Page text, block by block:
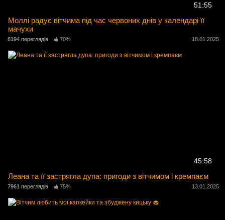
51:55
Моллі радує вітчима під час червоних днів у календарі її
мачухи
8194 переглядів 70% 18.01.2025
45:58
Леана та її застрягла дупа: пригоди з вітчимом і кремпаєм
7961 переглядів 75% 13.01.2025